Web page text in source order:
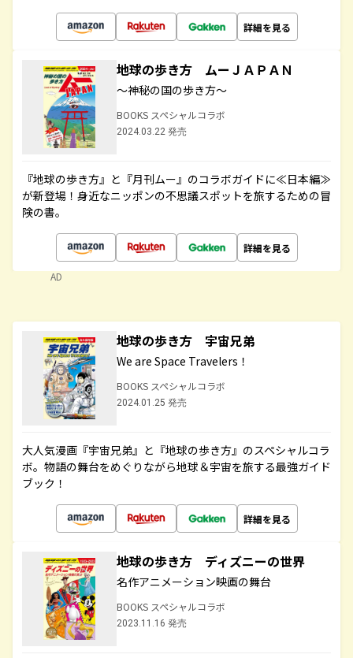
詳細を見る
地球の歩き方 ムーＪＡＰＡＮ
～神秘の国の歩き方～
BOOKS スペシャルコラボ
2024.03.22 発売
『地球の歩き方』と『月刊ムー』のコラボガイドに≪日本編≫
が新登場！身近なニッポンの不思議スポットを旅するための冒
険の書。
詳細を見る
AD
地球の歩き方 宇宙兄弟
We are Space Travelers！
BOOKS スペシャルコラボ
2024.01.25 発売
大人気漫画『宇宙兄弟』と『地球の歩き方』のスペシャルコラ
ボ。物語の舞台をめぐりながら地球＆宇宙を旅する最強ガイド
ブック！
詳細を見る
地球の歩き方 ディズニーの世界
名作アニメーション映画の舞台
BOOKS スペシャルコラボ
2023.11.16 発売